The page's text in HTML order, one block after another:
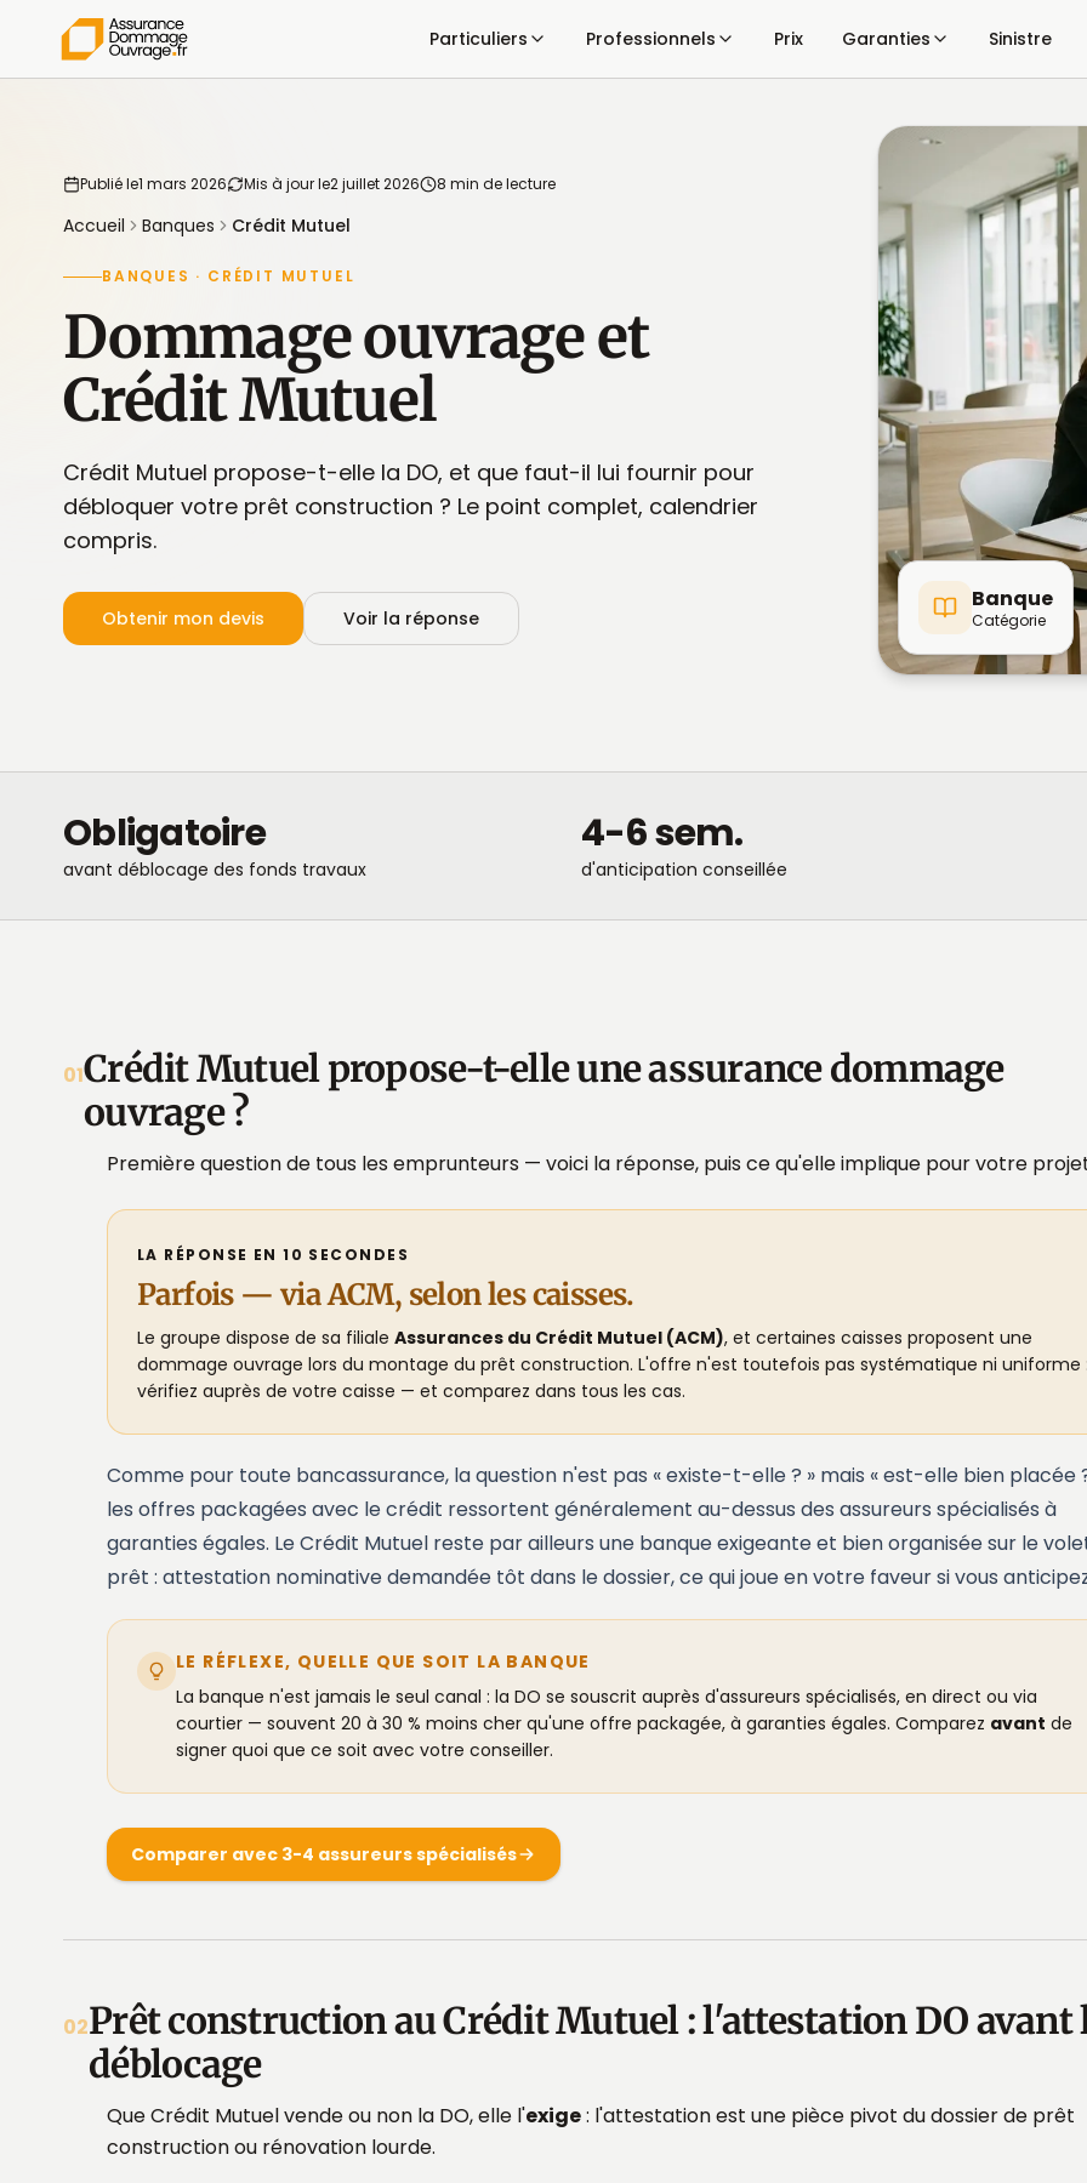
Particuliers Professionnels Prix Garanties Sinistre
Publié le1 mars 2026 Mis à jour le2 juillet 2026 8 min de lecture
Accueil Banques Crédit Mutuel
BANQUES · CRÉDIT MUTUEL
Dommage ouvrage et
Crédit Mutuel
Crédit Mutuel propose-t-elle la DO, et que faut-il lui fournir pour
débloquer votre prêt construction ? Le point complet, calendrier
compris.
Obtenir mon devis Voir la réponse
Banque
Catégorie
Obligatoire
avant déblocage des fonds travaux
4-6 sem.
d'anticipation conseillée
01Crédit Mutuel propose-t-elle une assurance dommage
ouvrage ?
Première question de tous les emprunteurs — voici la réponse, puis ce qu'elle implique pour votre
LA RÉPONSE EN 10 SECONDES
Parfois — via ACM, selon les caisses.
Le groupe dispose de sa filiale Assurances du Crédit Mutuel (ACM), et certaines caisses proposent une
dommage ouvrage lors du montage du prêt construction. L'offre n'est toutefois pas systématique ni uniforme
vérifiez auprès de votre caisse — et comparez dans tous les cas.
Comme pour toute bancassurance, la question n'est pas « existe-t-elle ? » mais « est-elle bien placée
les offres packagées avec le crédit ressortent généralement au-dessus des assureurs spécialisés à
garanties égales. Le Crédit Mutuel reste par ailleurs une banque exigeante et bien organisée sur le
prêt : attestation nominative demandée tôt dans le dossier, ce qui joue en votre faveur si vous
LE RÉFLEXE, QUELLE QUE SOIT LA BANQUE
La banque n'est jamais le seul canal : la DO se souscrit auprès d'assureurs spécialisés, en direct ou via
courtier — souvent 20 à 30 % moins cher qu'une offre packagée, à garanties égales. Comparez avant de
signer quoi que ce soit avec votre conseiller.
Comparer avec 3-4 assureurs spécialisés
02Prêt construction au Crédit Mutuel : l'attestation DO avant
déblocage
Que Crédit Mutuel vende ou non la DO, elle l'exige: l'attestation est une pièce pivot du dossier de prêt
construction ou rénovation lourde.